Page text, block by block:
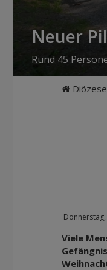
Neuer
Rund 45
Donnerstag,
Viele